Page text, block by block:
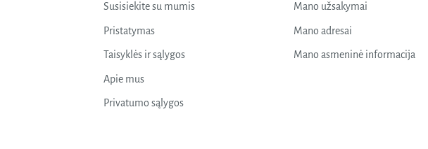
Susisiekite su mumis
Pristatymas
Taisyklės ir sąlygos
Apie mus
Privatumo sąlygos
Mano užsakymai
Mano adresai
Mano asmeninė informacija